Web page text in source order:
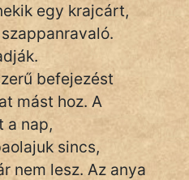
egy krajcárt,
befejezést
mást hoz. A
a nap,
sincs,
nem lesz. Az anya